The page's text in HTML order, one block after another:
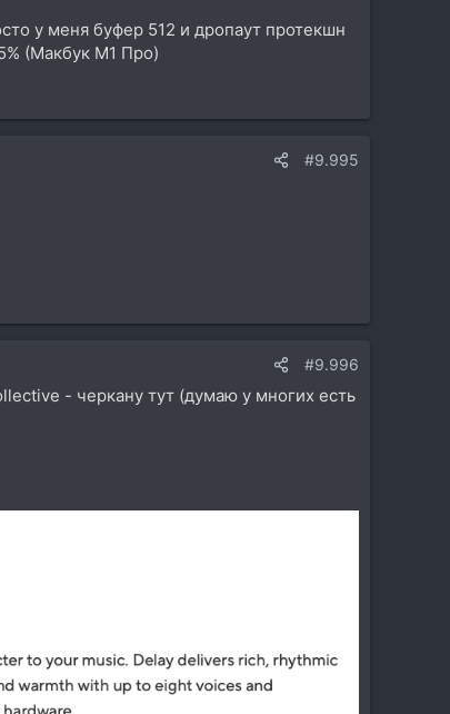
у меня буфер 512 и дропаут протекшн
(Макбук М1 Про)
#9.995
#9.996
- черкану тут (думаю у многих есть